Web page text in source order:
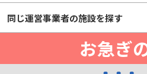
同じ運営事業者の施設を探す
お急ぎ